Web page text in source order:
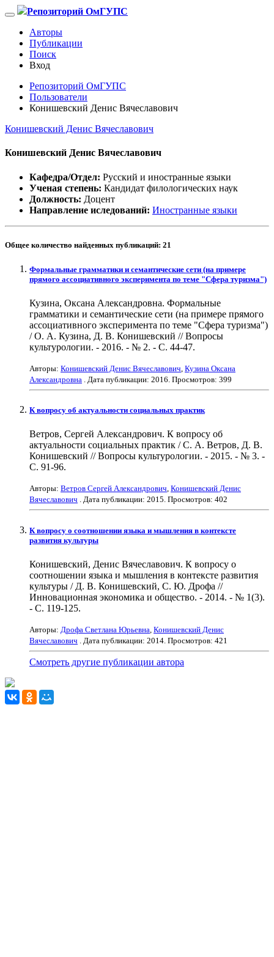
Репозиторий ОмГУПС
Авторы
Публикации
Поиск
Вход
Репозиторий ОмГУПС
Пользователи
Конишевский Денис Вячеславович
Конишевский Денис Вячеславович
Конишевский Денис Вячеславович
Кафедра/Отдел: Русский и иностранные языки
Ученая степень: Кандидат филологических наук
Должность: Доцент
Направление иследований: Иностранные языки
Общее количество найденных публикаций: 21
Формальные грамматики и семантические сети (на примере
прямого ассоциативного эксперимента по теме "Сфера туризма")
Кузина, Оксана Александровна. Формальные
грамматики и семантические сети (на примере прямого
ассоциативного эксперимента по теме "Сфера туризма")
/ О. А. Кузина, Д. В. Конишевский // Вопросы
культурологии. - 2016. - № 2. - С. 44-47.
Авторы: Конишевский Денис Вячеславович, Кузина Оксана
Александровна . Дата публикации: 2016. Просмотров: 399
К вопросу об актуальности социальных практик
Ветров, Сергей Александрович. К вопросу об
актуальности социальных практик / С. А. Ветров, Д. В.
Конишевский // Вопросы культурологии. - 2015. - № 3. -
С. 91-96.
Авторы: Ветров Сергей Александрович, Конишевский Денис
Вячеславович . Дата публикации: 2015. Просмотров: 402
К вопросу о соотношении языка и мышления в контексте
развития культуры
Конишевский, Денис Вячеславович. К вопросу о
соотношении языка и мышления в контексте развития
культуры / Д. В. Конишевский, С. Ю. Дрофа //
Инновационная экономика и общество. - 2014. - № 1(3).
- С. 119-125.
Авторы: Дрофа Светлана Юрьевна Конишевский Денис
Вячеславович . Дата публикации: 2014 . Просмотров: 421
Смотреть другие публикации автора